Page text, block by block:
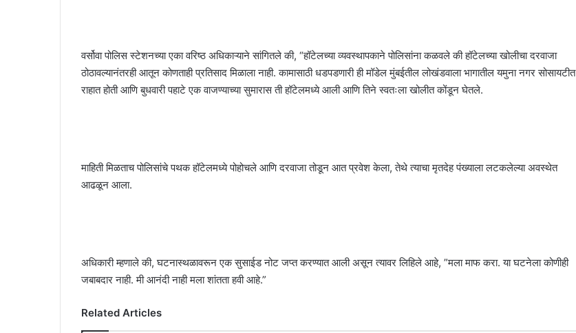
वर्सोवा पोलिस स्टेशनच्या एका वरिष्ठ अधिकाऱ्याने सांगितले की, “हॉटेलच्या व्यवस्थापकाने पोलिसांना कळवले की हॉटेलच्या खोलीचा दरवाजा
ठोठावल्यानंतरही आतून कोणताही प्रतिसाद मिळाला नाही. कामासाठी धडपडणारी ही मॉडेल मुंबईतील लोखंडवाला भागातील यमुना नगर सोसायटीत
राहात होती आणि बुधवारी पहाटे एक वाजण्याच्या सुमारास ती हॉटेलमध्ये आली आणि तिने स्वतःला खोलीत कोंडून घेतले.
माहिती मिळताच पोलिसांचे पथक हॉटेलमध्ये पोहोचले आणि दरवाजा तोडून आत प्रवेश केला, तेथे त्याचा मृतदेह पंख्याला लटकलेल्या अवस्थेत
आढळून आला.
अधिकारी म्हणाले की, घटनास्थळावरून एक सुसाईड नोट जप्त करण्यात आली असून त्यावर लिहिले आहे, ”मला माफ करा. या घटनेला कोणीही
जबाबदार नाही. मी आनंदी नाही मला शांतता हवी आहे.”
Related Articles